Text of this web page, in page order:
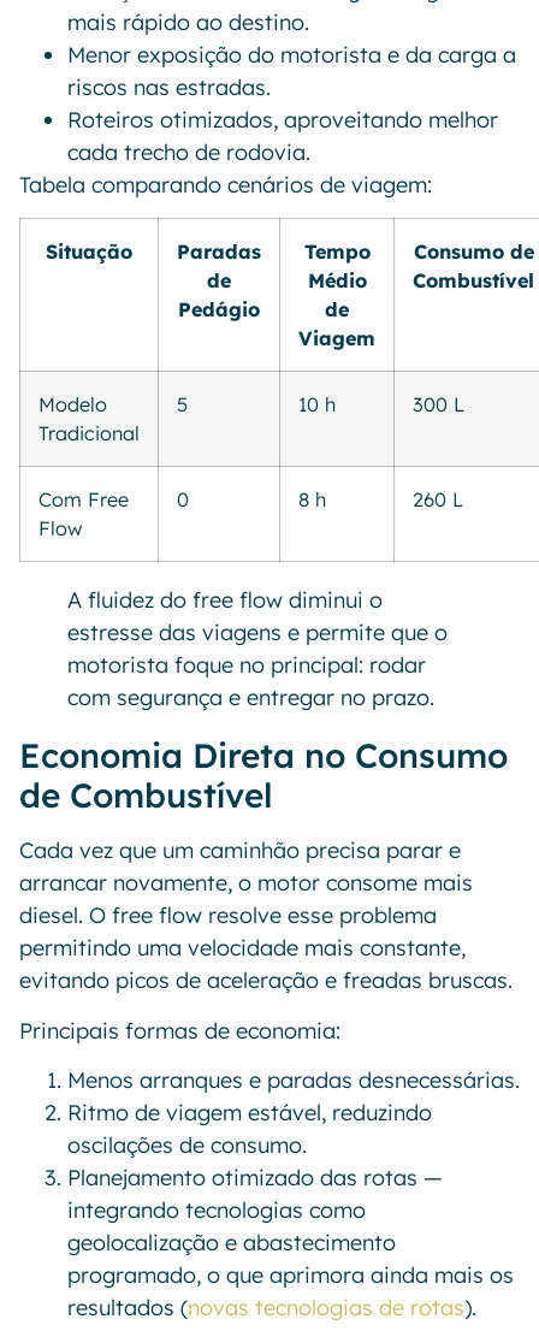
mais rápido ao destino.
Menor exposição do motorista e da carga a
riscos nas estradas.
Roteiros otimizados, aproveitando melhor
cada trecho de rodovia.
Tabela comparando cenários de viagem:
Situação
Paradas
de
Pedágio
Tempo
Médio
de
Viagem
Consumo de
Combustível
Modelo
Tradicional
5 10 h 300 L
Com Free
Flow
0 8 h 260 L
A fluidez do free flow diminui o
estresse das viagens e permite que o
motorista foque no principal: rodar
com segurança e entregar no prazo.
Economia Direta no Consumo
de Combustível
Cada vez que um caminhão precisa parar e
arrancar novamente, o motor consome mais
diesel. O free flow resolve esse problema
permitindo uma velocidade mais constante,
evitando picos de aceleração e freadas bruscas.
Principais formas de economia:
Menos arranques e paradas desnecessárias.
Ritmo de viagem estável, reduzindo
oscilações de consumo.
Planejamento otimizado das rotas —
integrando tecnologias como
geolocalização e abastecimento
programado, o que aprimora ainda mais os
resultados (novas tecnologias de rotas).